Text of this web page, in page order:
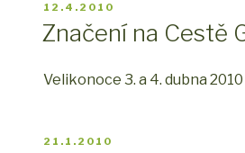
PUBLIKOVÁNO
12.4.2010
Značení na Cestě
Velikonoce 3. a 4. dubna 2010
PUBLIKOVÁNO
21.1.2010